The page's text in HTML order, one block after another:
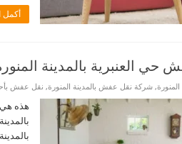
أكمل
العنبرية بالمدينة
,شركة نقل عفش بالمدينة المنورة, نقل عفش
هذه